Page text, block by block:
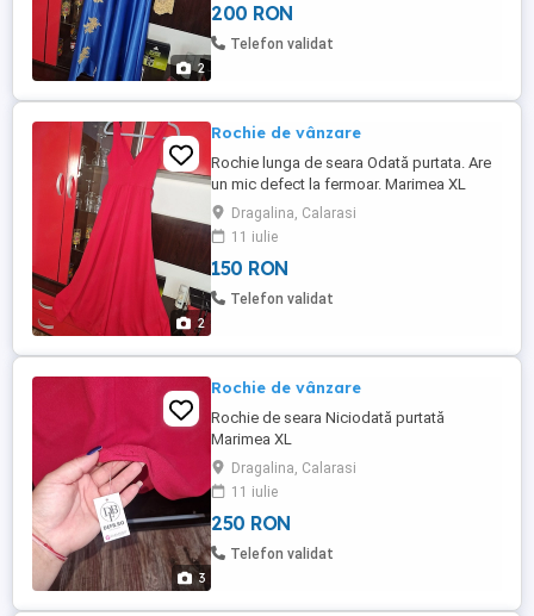
2
200 RON
Telefon validat
2
Rochie de vânzare
Rochie lunga de seara Odată purtata. Are
un mic defect la fermoar. Marimea XL
Dragalina, Calarasi
11 iulie
150 RON
Telefon validat
3
Rochie de vânzare
Rochie de seara Niciodată purtată
Marimea XL
Dragalina, Calarasi
11 iulie
250 RON
Telefon validat